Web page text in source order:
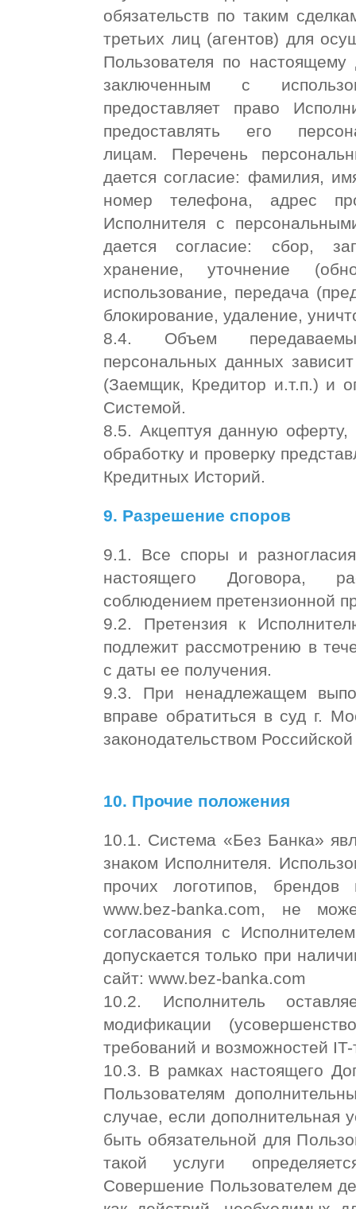
обязательств по таким
третьих лиц (агентов) для
Пользователя по настоящему
заключенным с
предоставляет право
предоставлять его
лицам. Перечень
дается согласие: фамилия,
номер телефона, адрес
Исполнителя с
дается согласие: сбор,
хранение, уточнение
использование, передача
блокирование, удаление,
8.4. Объем
персональных данных
(Заемщик, Кредитор и.т.п.) и
Системой.
8.5. Акцептуя данную оферту,
обработку и проверку
Кредитных Историй.
9. Разрешение споров
9.1. Все споры и
настоящего Договора,
соблюдением претензионной
9.2. Претензия к
подлежит рассмотрению в
с даты ее получения.
9.3. При ненадлежащем
вправе обратиться в суд г.
законодательством
10. Прочие положения
10.1. Система «Без Банка»
знаком Исполнителя.
прочих логотипов,
www.bez-banka.com, не
согласования с
допускается только при
сайт: www.bez-banka.com
10.2. Исполнитель
модификации
требований и возможностей
10.3. В рамках настоящего
Пользователям
случае, если дополнительная
быть обязательной для
такой услуги
Совершение Пользователем